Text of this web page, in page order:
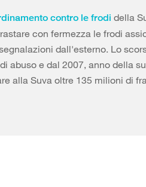
contro le frodi della
con fermezza le frodi
dall'esterno. Lo
abuso e dal 2007, anno della
alla Suva oltre 135 milioni di